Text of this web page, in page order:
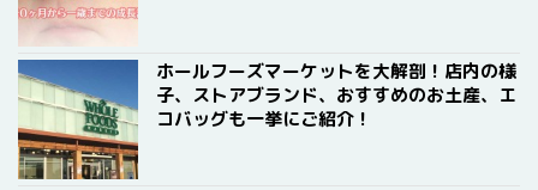
ホールフーズマーケットを大解剖！店内の様
子、ストアブランド、おすすめのお土産、エ
コバッグも一挙にご紹介！